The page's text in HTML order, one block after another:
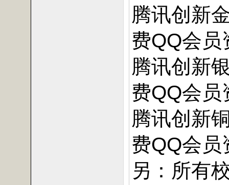
腾讯创新
费QQ会员
腾讯创新
费QQ会员
腾讯创新
费QQ会员
另：所有